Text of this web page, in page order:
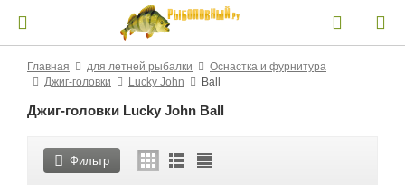
Главная для летней рыбалки
Оснастка и фурнитура
Джиг-головки
Lucky John Ball
Джиг-головки Lucky John Ball
Фильтр